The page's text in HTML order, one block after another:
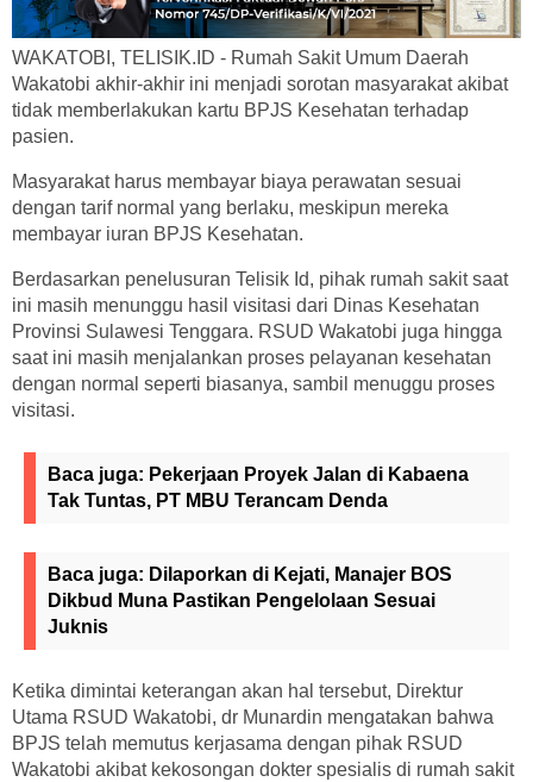
WAKATOBI, TELISIK.ID - Rumah Sakit Umum Daerah
Wakatobi akhir-akhir ini menjadi sorotan masyarakat akibat
tidak memberlakukan kartu BPJS Kesehatan terhadap
pasien.
Masyarakat harus membayar biaya perawatan sesuai
dengan tarif normal yang berlaku, meskipun mereka
membayar iuran BPJS Kesehatan.
Berdasarkan penelusuran Telisik Id, pihak rumah sakit saat
ini masih menunggu hasil visitasi dari Dinas Kesehatan
Provinsi Sulawesi Tenggara. RSUD Wakatobi juga hingga
saat ini masih menjalankan proses pelayanan kesehatan
dengan normal seperti biasanya, sambil menuggu proses
visitasi.
Baca juga: Pekerjaan Proyek Jalan di Kabaena
Tak Tuntas, PT MBU Terancam Denda
Baca juga: Dilaporkan di Kejati, Manajer BOS
Dikbud Muna Pastikan Pengelolaan Sesuai
Juknis
Ketika dimintai keterangan akan hal tersebut, Direktur
Utama RSUD Wakatobi, dr Munardin mengatakan bahwa
BPJS telah memutus kerjasama dengan pihak RSUD
Wakatobi akibat kekosongan dokter spesialis di rumah sakit